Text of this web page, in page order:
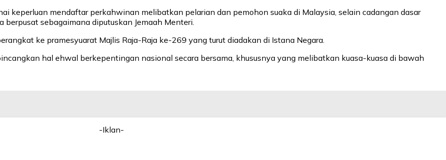
keperluan mendaftar perkahwinan melibatkan pelarian dan pemohon suaka di Malaysia, selain cadangan dasar
sebagaimana diputuskan Jemaah Menteri.
ke pramesyuarat Majlis Raja-Raja ke-269 yang turut diadakan di Istana Negara.
hal ehwal berkepentingan nasional secara bersama, khususnya yang melibatkan kuasa-kuasa di bawah
-Iklan-